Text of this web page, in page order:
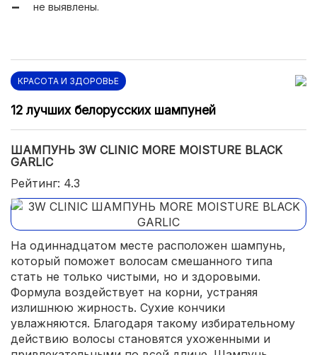
не выявлены.
КРАСОТА И ЗДОРОВЬЕ
12 лучших белорусских шампуней
ШАМПУНЬ 3W CLINIC MORE MOISTURE BLACK
GARLIC
Рейтинг: 4.3
На одиннадцатом месте расположен шампунь,
который поможет волосам смешанного типа
стать не только чистыми, но и здоровыми.
Формула воздействует на корни, устраняя
излишнюю жирность. Сухие кончики
увлажняются. Благодаря такому избирательному
действию волосы становятся ухоженными и